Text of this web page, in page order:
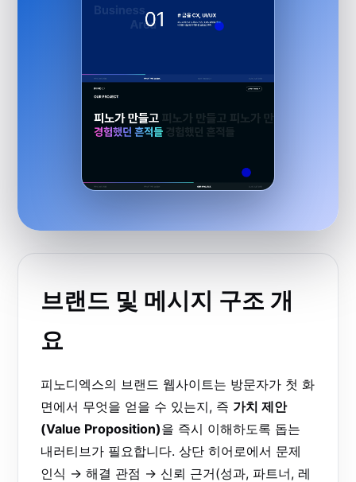
브랜드 및 메시지 구조 개
요
피노디엑스의 브랜드 웹사이트는 방문자가 첫 화
면에서 무엇을 얻을 수 있는지, 즉 가치 제안
(Value Proposition)을 즉시 이해하도록 돕는
내러티브가 필요합니다. 상단 히어로에서 문제
인식 → 해결 관점 → 신뢰 근거(성과, 파트너, 레